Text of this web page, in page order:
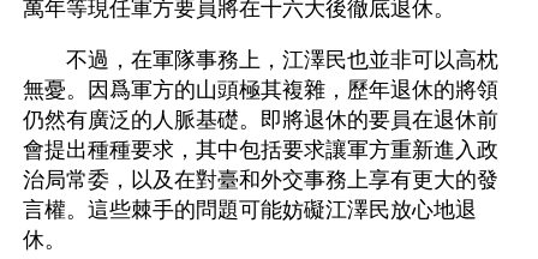
萬年等現任軍方要員將在十六大後徹底退休。
不過，在軍隊事務上，江澤民也並非可以高枕
無憂。因爲軍方的山頭極其複雜，歷年退休的將領
仍然有廣泛的人脈基礎。即將退休的要員在退休前
會提出種種要求，其中包括要求讓軍方重新進入政
治局常委，以及在對臺和外交事務上享有更大的發
言權。這些棘手的問題可能妨礙江澤民放心地退
休。